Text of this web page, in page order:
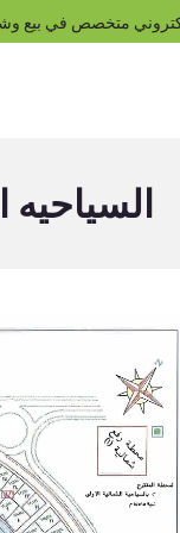
متخصص في بيع
السياحيه